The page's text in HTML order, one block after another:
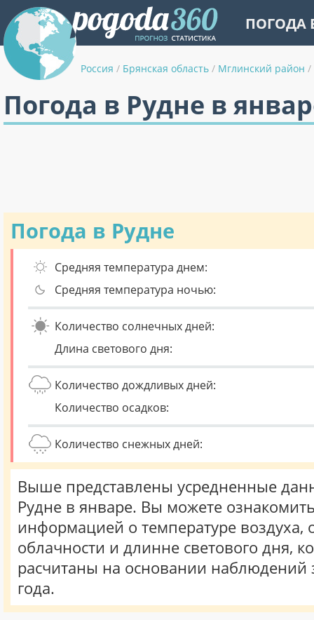
ПОГОДА
Россия / Брянская область / Мглинский район /
Погода в Рудне в
Погода в Рудне
Средняя температура днем:
Средняя температура ночью:
Количество солнечных дней:
Длина светового дня:
Количество дождливых дней:
Количество осадков:
Количество снежных дней:
Выше представлены усредненные
Рудне в январе. Вы можете
информацией о температуре воздуха,
облачности и длинне светового дня,
расчитаны на основании наблюдений
года.